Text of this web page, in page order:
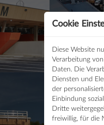
Cookie
Diese Website
Verarbeitung
Daten. Die
Diensten und
der
Einbindung
Dritte
freiwillig, für die